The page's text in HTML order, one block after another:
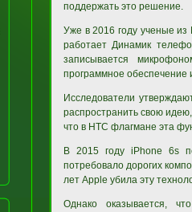
поддержать это решение.
Уже в 2016 году ученые из
работает Динамик
записывается
программное обеспечение
Исследователи
распространить свою
что в HTC флагмане эта
В 2015 году iPhone 6s
потребовало дорогих
лет Apple убила эту
Однако оказывается,